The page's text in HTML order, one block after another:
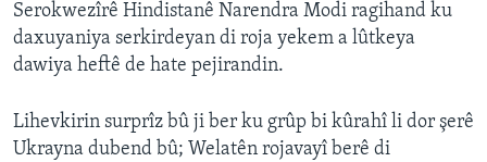
Zimanên Din
Serokwezîrê Hindistanê Narendra Modi ragihand ku
daxuyaniya serkirdeyan di roja yekem a lûtkeya
dawiya heftê de hate pejirandin.
Lihevkirin surprîz bû ji ber ku grûp bi kûrahî li dor şerê
Ukrayna dubend bû; Welatên rojavayî berê di